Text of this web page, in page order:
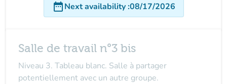
date_rangeNext availability:08/17/2026
Salle de travail n°3 bis
Niveau 3. Tableau blanc. Salle à partager
potentiellement avec un autre groupe.